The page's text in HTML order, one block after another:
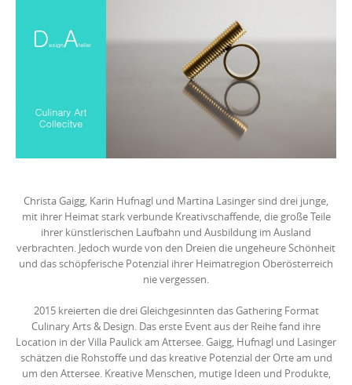
Christa Gaigg, Karin Hufnagl und Martina Lasinger sind drei junge,
mit ihrer Heimat stark verbunde Kreativschaffende, die große Teile
ihrer künstlerischen Laufbahn und Ausbildung im Ausland
verbrachten. Jedoch wurde von den Dreien die ungeheure Schönheit
und das schöpferische Potenzial ihrer Heimatregion Oberösterreich
nie vergessen.
2015 kreierten die drei Gleichgesinnten das Gathering Format
Culinary Arts & Design. Das erste Event aus der Reihe fand ihre
Location in der Villa Paulick am Attersee. Gaigg, Hufnagl und Lasinger
schätzen die Rohstoffe und das kreative Potenzial der Orte am und
um den Attersee. Kreative Menschen, mutige Ideen und Produkte,